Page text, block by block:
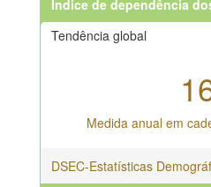
Índice de dependência
Tendência global
Medida anual em
DSEC-Estatísticas